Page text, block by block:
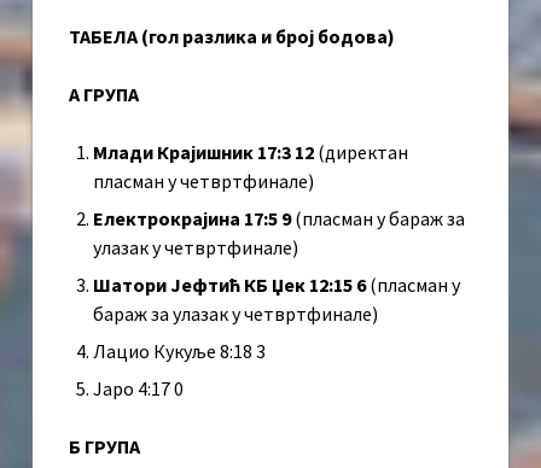
ТАБЕЛА (гол разлика и број бодова)
А ГРУПА
Млади Крајишник 17:3 12 (директан
пласман у четвртфинале)
Електрокрајина 17:5 9(пласман у бараж за
улазак у четвртфинале)
Шатори Јефтић КБ Џек 12:15 6(пласман у
бараж за улазак у четвртфинале)
Лацио Кукуље 8:18 3
Јаро 4:17 0
Б ГРУПА